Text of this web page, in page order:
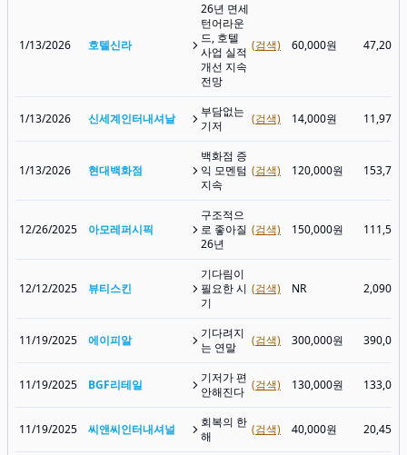
1/13/2026 호텔신라
26년 면세
턴어라운
드, 호텔
사업 실적
개선 지속
전망
(검색) 60,000원 47,200
1/13/2026 신세계인터내셔날
부담없는
기저
(검색) 14,000원 11,970
1/13/2026 현대백화점
백화점 증
익 모멘텀
지속
(검색) 120,000원 153,700
12/26/2025 아모레퍼시픽
구조적으
로 좋아질
26년
(검색) 150,000원 111,500
12/12/2025 뷰티스킨
기다림이
필요한 시
기
(검색) NR 2,090원
11/19/2025 에이피알
기다려지
는 연말
(검색) 300,000원 390,000
11/19/2025 BGF리테일
기저가 편
안해진다 (검색) 130,000원 133,000
11/19/2025 씨앤씨인터내셔널
회복의 한
해
(검색) 40,000원 20,450